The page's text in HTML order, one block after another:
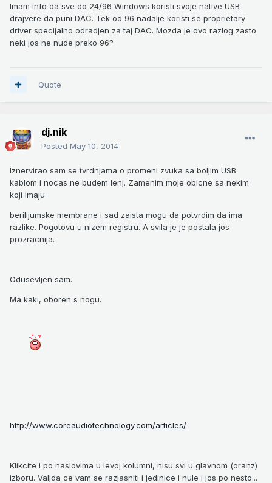
Imam info da sve do 24/96 Windows koristi svoje native USB
drajvere da puni DAC. Tek od 96 nadalje koristi se proprietary
driver specijalno odradjen za taj DAC. Mozda je ovo razlog zasto
neki jos ne nude preko 96?
Quote
dj.nik
Posted May 10, 2014
Iznervirao sam se tvrdnjama o promeni zvuka sa boljim USB
kablom i nocas ne budem lenj. Zamenim moje obicne sa nekim
koji imaju
berilijumske membrane i sad zaista mogu da potvrdim da ima
razlike. Pogotovu u nizem registru. A svila je je postala jos
prozracnija.
Odusevljen sam.
Ma kaki, oboren s nogu.
http://www.coreaudiotechnology.com/articles/
Klikcite i po naslovima u levoj kolumni, nisu svi u glavnom (oranz)
izboru. Valjda ce vam se razjasniti i jedinice i nule i jos po nesto...